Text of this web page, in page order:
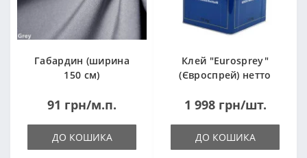
Габардин (ширина
150 см)
91 грн/м.п.
ДО КОШИКА
Клей "Eurosprey"
(Євроспрей) нетто
1 998 грн/шт.
ДО КОШИКА